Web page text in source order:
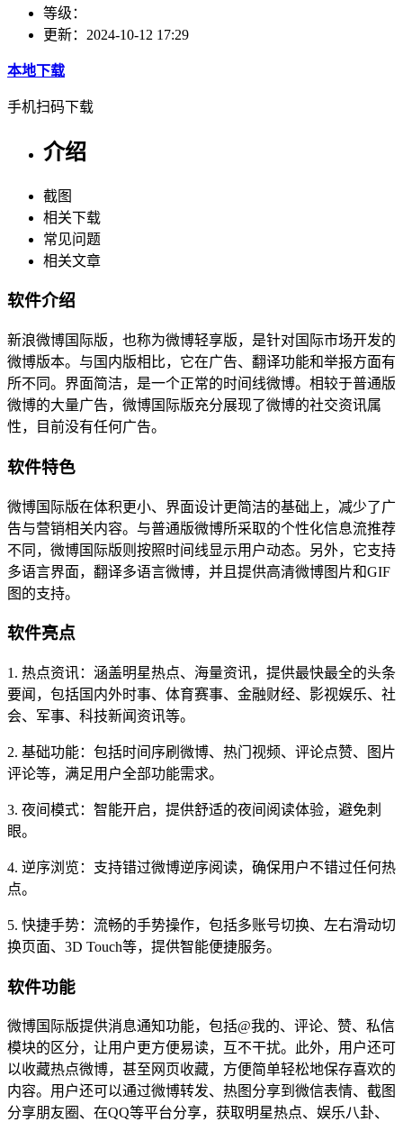
等级：
更新： 2024-10-12 17:29
本地下载
手机扫码下载
介绍
截图
相关下载
常见问题
相关文章
软件介绍
新浪微博国际版，也称为微博轻享版，是针对国际市场开发的
微博版本。与国内版相比，它在广告、翻译功能和举报方面有
所不同。界面简洁，是一个正常的时间线微博。相较于普通版
微博的大量广告，微博国际版充分展现了微博的社交资讯属
性，目前没有任何广告。
软件特色
微博国际版在体积更小、界面设计更简洁的基础上，减少了广
告与营销相关内容。与普通版微博所采取的个性化信息流推荐
不同，微博国际版则按照时间线显示用户动态。另外，它支持
多语言界面，翻译多语言微博，并且提供高清微博图片和GIF
图的支持。
软件亮点
1. 热点资讯：涵盖明星热点、海量资讯，提供最快最全的头条
要闻，包括国内外时事、体育赛事、金融财经、影视娱乐、社
会、军事、科技新闻资讯等。
2. 基础功能：包括时间序刷微博、热门视频、评论点赞、图片
评论等，满足用户全部功能需求。
3. 夜间模式：智能开启，提供舒适的夜间阅读体验，避免刺
眼。
4. 逆序浏览：支持错过微博逆序阅读，确保用户不错过任何热
点。
5. 快捷手势：流畅的手势操作，包括多账号切换、左右滑动切
换页面、3D Touch等，提供智能便捷服务。
软件功能
微博国际版提供消息通知功能，包括@我的、评论、赞、私信
模块的区分，让用户更方便易读，互不干扰。此外，用户还可
以收藏热点微博，甚至网页收藏，方便简单轻松地保存喜欢的
内容。用户还可以通过微博转发、热图分享到微信表情、截图
分享朋友圈、在QQ等平台分享，获取明星热点、娱乐八卦、